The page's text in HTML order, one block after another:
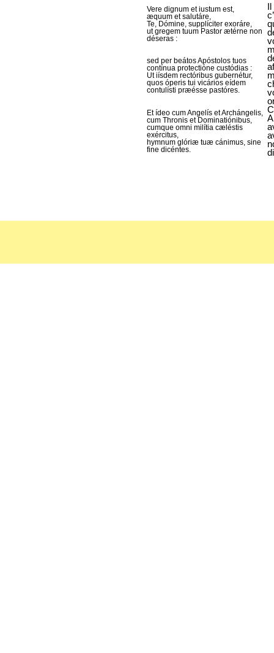
Vere dignum et iustum est,
æquum et salutáre,
Te, Dómine, supplíciter exoráre,
ut gregem tuum Pastor ætérne non
déseras :
Il
sed per beátos Apóstolos tuos
contínua protectióne custódias :
Ut iísdem rectóribus gubernétur,
quos óperis tui vicários eídem
contulísti præésse pastóres.
Et ídeo cum Angelís et Archángelis,
cum Thronis et Dominatiónibus,
cumque omni milítia cæléstis
exércitus,
hymnum glóriæ tuæ cánimus, sine
fine dicéntes.